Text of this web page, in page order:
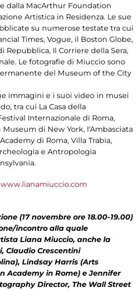
dalla MacArthur Foundation
Artistica in Residenza. Le sue
su numerose testate tra cui
Times, Vogue, il Boston Globe,
Repubblica, Il Corriere della Sera,
Le fotografie di Miuccio sono
del Museum of the City
immagini e i suoi video in musei
tra cui La Casa della
Internazionale di Roma,
di New York, l'Ambasciata
di Roma, Villa Trabia,
e Antropologia
www.lianamiuccio.com
(17 novembre ore 18.00-19.00)
incontro alla quale
Liana Miuccio, anche la
Claudio Crescentini
Lindsay Harris (Arts
Academy in Rome) e Jennifer
Director, The Wall Street